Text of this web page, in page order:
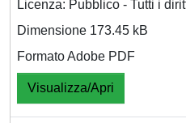
Licenza: Pubblico - Tutti i
Dimensione 173.45 kB
Formato Adobe PDF
Visualizza/Apri